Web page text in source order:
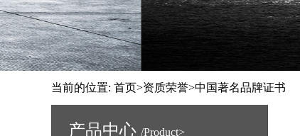
当前的位置: 首页>资质荣誉>中国著名品牌证书
产品中心 /Product>